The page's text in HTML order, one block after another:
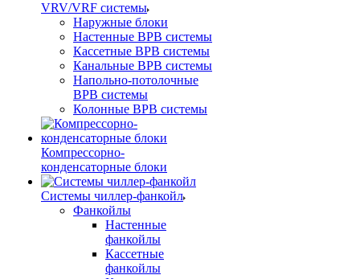
VRV/VRF системы
Наружные блоки
Настенные ВРВ системы
Кассетные ВРВ системы
Канальные ВРВ системы
Напольно-потолочные
ВРВ системы
Колонные ВРВ системы
Компрессорно-
конденсаторные блоки
Системы чиллер-фанкойл
Фанкойлы
Настенные
фанкойлы
Кассетные
фанкойлы